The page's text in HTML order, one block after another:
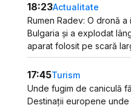
18:23Actualitate
Rumen Radev: O dronă
Bulgaria și a explodat
aparat folosit pe scară
17:45Turism
Unde fugim de caniculă
Destinații europene